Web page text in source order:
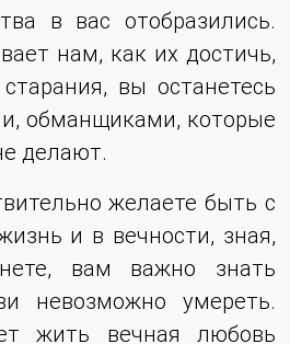
в вас отобразились.
нам, как их достичь,
вы останетесь
обманщиками, которые
делают.
желаете быть с
и в вечности, зная,
вам важно знать
невозможно умереть.
жить вечная любовь